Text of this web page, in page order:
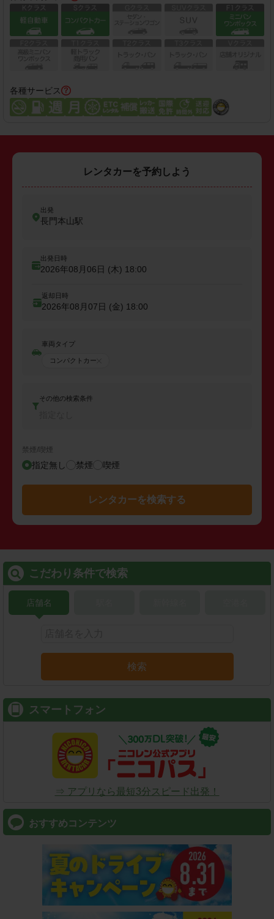
各種サービス
レンタカーを予約しよう
出発
長門本山駅
出発日時
2026年08月06日 (木) 18:00
返却日時
2026年08月07日 (金) 18:00
車両タイプ
コンパクトカー
その他の検索条件
禁煙/喫煙
指定無し 禁煙 喫煙
レンタカーを検索する
こだわり条件で検索
店舗名
検索
スマートフォン
⇒ アプリなら最短3分スピード出発！
おすすめコンテンツ